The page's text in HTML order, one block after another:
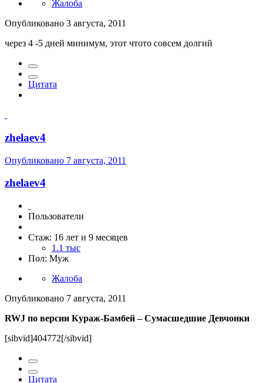
Жалоба
Опубликовано 3 августа, 2011
через 4 -5 дней минимум, этот чтото совсем долгий
Цитата
zhelaev4
Опубликовано 7 августа, 2011
zhelaev4
Пользователи
Стаж: 16 лет и 9 месяцев
1.1 тыс
Пол: Муж
Жалоба
Опубликовано 7 августа, 2011
RWJ по версии Кураж-Бамбей – Сумасшедшие Девчонки
[sibvid]404772[/sibvid]
Цитата